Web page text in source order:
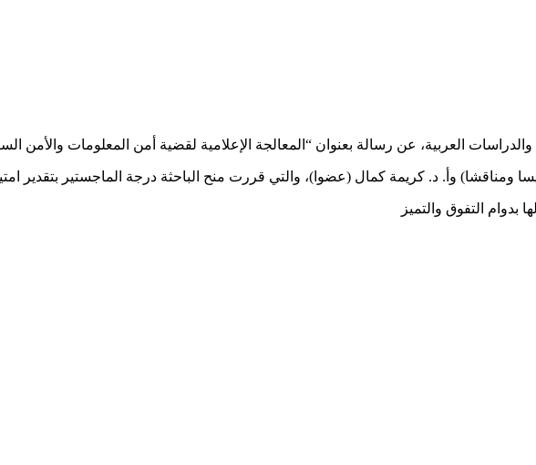
العربية، عن رسالة بعنوان “المعالجة الإعلامية لقضية أمن المعلومات والأمن
وأ. د. كريمة كمال (عضوا)، والتي قررت منح الباحثة درجة الماجستير بتقدير
بدوام التفوق والتميز